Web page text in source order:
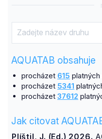
AQUATAB obsahuje
procházet 615
procházet 5341
procházet 37612
Jak citovat
Plíštil, J. (Ed.) 2026.